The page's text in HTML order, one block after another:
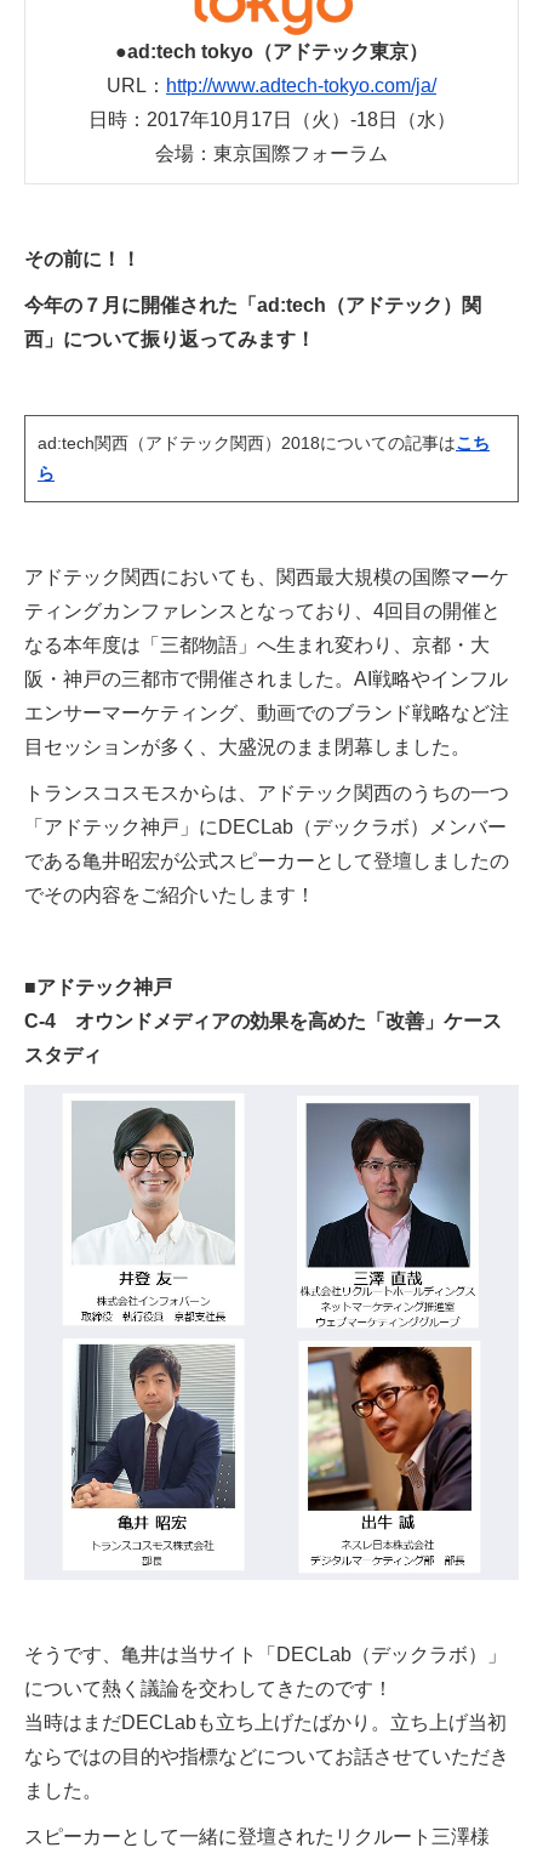
●ad:tech tokyo（アドテック東京）
URL： http://www.adtech-tokyo.com/ja/
日時：2017年10月17日（火）-18日（水）
会場：東京国際フォーラム
その前に！！
今年の７月に開催された「ad:tech（アドテック）関
西」について振り返ってみます！
ad:tech関西（アドテック関西）2018についての記事はこち
ら
アドテック関西においても、関西最大規模の国際マーケ
ティングカンファレンスとなっており、4回目の開催と
なる本年度は「三都物語」へ生まれ変わり、京都・大
阪・神戸の三都市で開催されました。AI戦略やインフル
エンサーマーケティング、動画でのブランド戦略など注
目セッションが多く、大盛況のまま閉幕しました。
トランスコスモスからは、アドテック関西のうちの一つ
「アドテック神戸」にDECLab（デックラボ）メンバー
である亀井昭宏が公式スピーカーとして登壇しましたの
でその内容をご紹介いたします！
■アドテック神戸
C-4 オウンドメディアの効果を高めた「改善」ケース
スタディ
そうです、亀井は当サイト「DECLab（デックラボ）」
について熱く議論を交わしてきたのです！
当時はまだDECLabも立ち上げたばかり。立ち上げ当初
ならではの目的や指標などについてお話させていただき
ました。
スピーカーとして一緒に登壇されたリクルート三澤様